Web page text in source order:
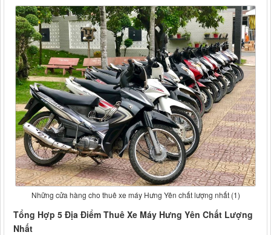
Những cửa hàng cho thuê xe máy Hưng Yên chất lượng nhất (1)
Tổng Hợp 5 Địa Điểm Thuê Xe Máy Hưng Yên Chất Lượng
Nhất